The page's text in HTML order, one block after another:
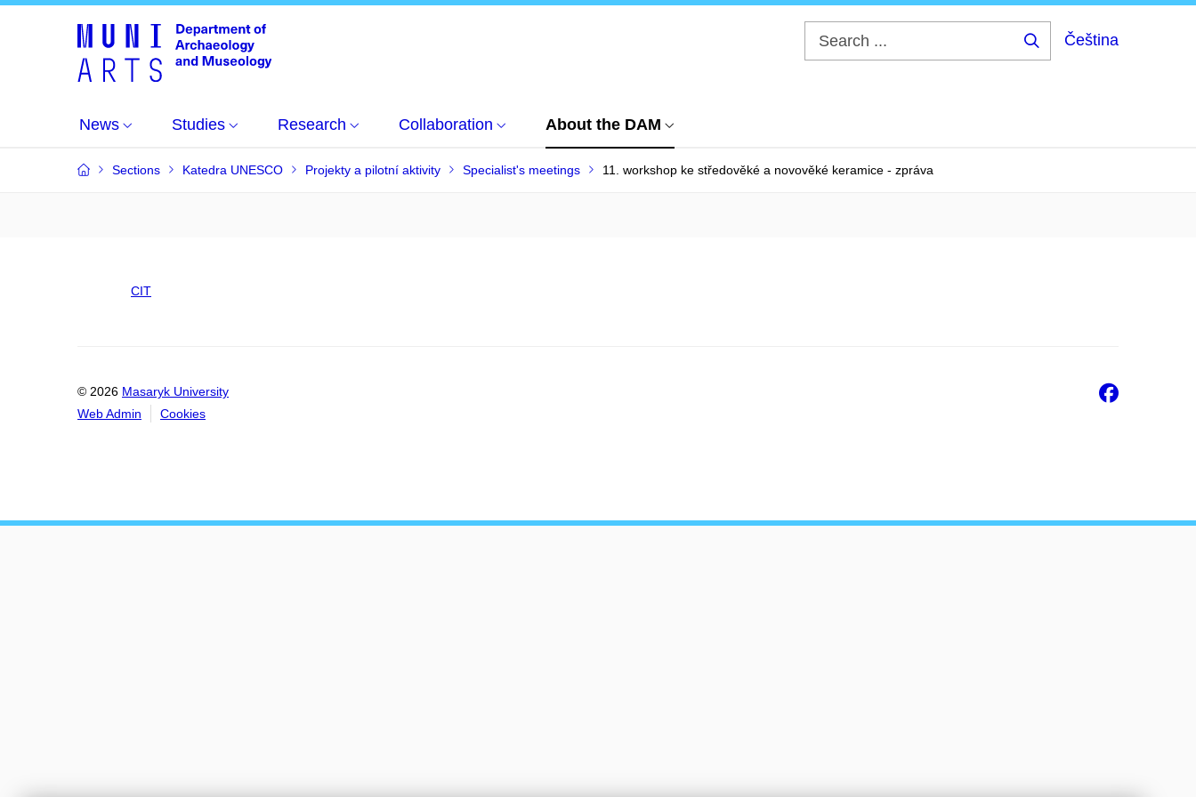
Čeština
News Studies Research Collaboration About the DAM
Sections Katedra UNESCO Projekty a pilotní aktivity Specialist's meetings 11. workshop ke středověké a novověké keramice - zpráva
CIT
© 2026 Masaryk University
Web Admin
Cookies